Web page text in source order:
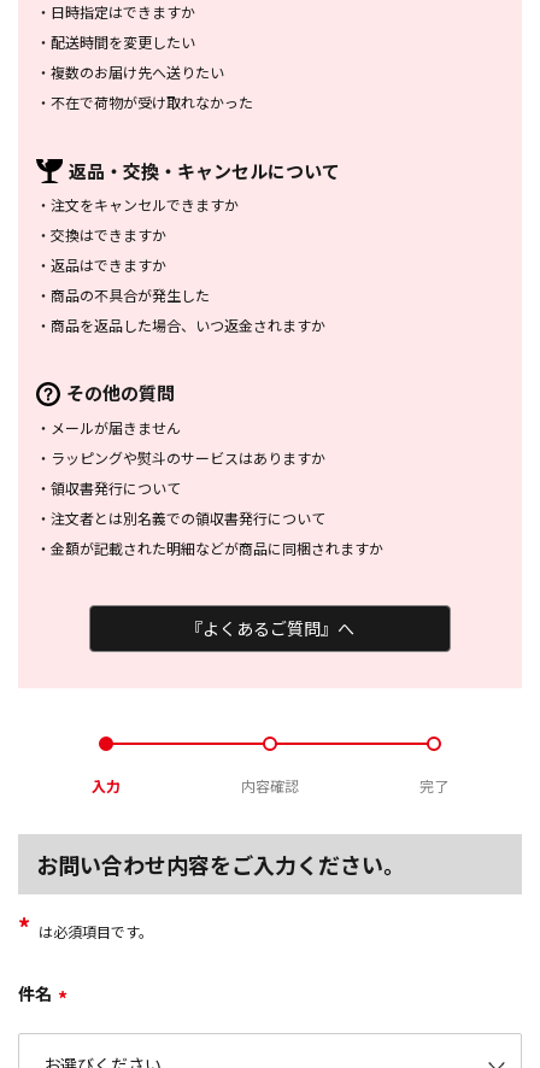
・ 日時指定はできますか
・ 配送時間を変更したい
・ 複数のお届け先へ送りたい
・ 不在で荷物が受け取れなかった
返品・交換・ キャンセルについて
・ 注文をキャンセルできますか
・ 交換はできますか
・ 返品はできますか
・ 商品の不具合が発生した
・ 商品を返品した場合、 いつ返金されますか
その他の質問
・ メールが届きません
・ ラッピングや熨斗のサービスはありますか
・ 領収書発行について
・ 注文者とは別名義での領収書発行について
・ 金額が記載された明細などが商品に同梱されますか
『よくあるご質問』へ
入力 内容確認 完了
お問い合わせ内容をご入力ください。
* は必須項目です。
件名 *